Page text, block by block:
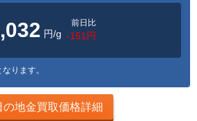
円/g
前日比
-151円
ります。
の地金買取価格詳細